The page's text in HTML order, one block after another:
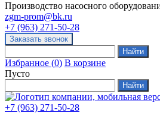
Производство насосного
zgm-prom@bk.ru
+7 (963) 271-50-28
Избранное (0) В корзине
Пусто
+7 (963) 271-50-28